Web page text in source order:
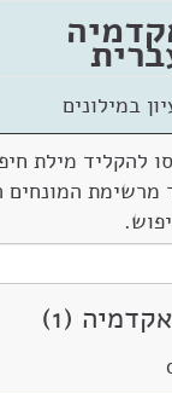
במילונים
להקליד מילת
המונחים
(1)